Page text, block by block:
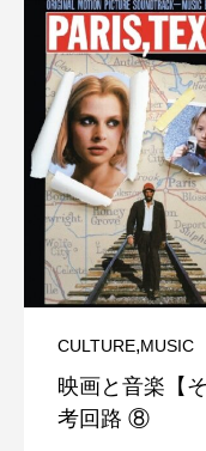
CULTURE,MUSIC
映画と音楽【
考回路 ⑧